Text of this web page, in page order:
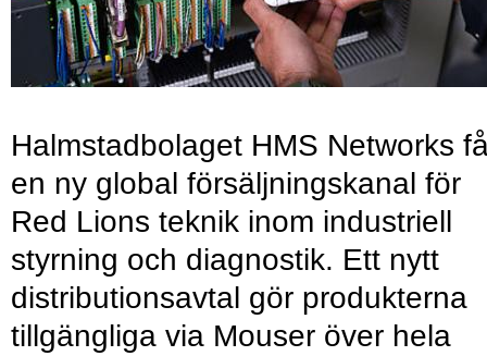
Halmstadbolaget HMS Networks
en ny global försäljningskanal för
Red Lions teknik inom industriell
styrning och diagnostik. Ett nytt
distributionsavtal gör produkterna
tillgängliga via Mouser över hela